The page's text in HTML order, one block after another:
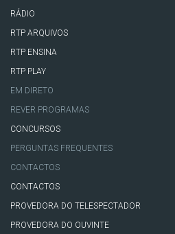
RÁDIO
RTP ARQUIVOS
RTP ENSINA
RTP PLAY
EM DIRETO
REVER PROGRAMAS
CONCURSOS
PERGUNTAS FREQUENTES
CONTACTOS
CONTACTOS
PROVEDORA DO TELESPECTADOR
PROVEDORA DO OUVINTE